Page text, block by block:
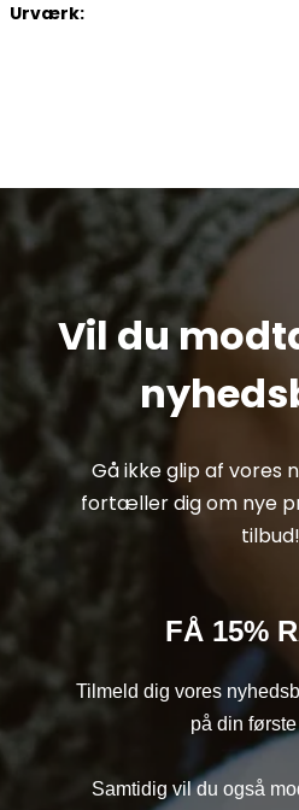
Urværk:
Vil du
Gå ikke glip af vores
fortæller dig om nye
tilbud!
FÅ 15%
Tilmeld dig vores
på din
Samtidig vil du også